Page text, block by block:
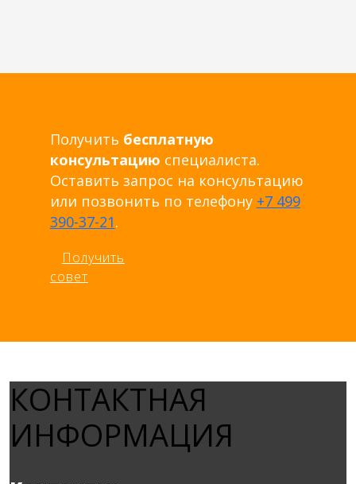
Получить бесплатную
консультацию специалиста.
Оставить запрос на консультацию
или позвонить по телефону +7 499
390-37-21.
Получить
совет
КОНТАКТНАЯ
ИНФОРМАЦИЯ